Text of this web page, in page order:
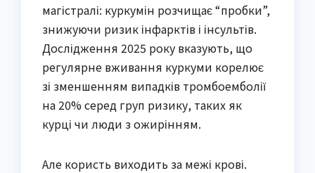
магістралі: куркумін розчищає “пробки”,
знижуючи ризик інфарктів і інсультів.
Дослідження 2025 року вказують, що
регулярне вживання куркуми корелює
зі зменшенням випадків тромбоемболії
на 20% серед груп ризику, таких як
курці чи люди з ожирінням.
Але користь виходить за межі крові.